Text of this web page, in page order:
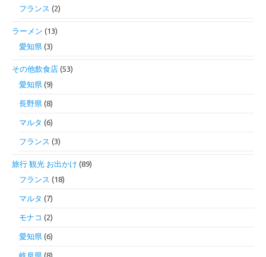
フランス (2)
ラーメン (13)
愛知県 (3)
その他飲食店 (53)
愛知県 (9)
長野県 (8)
マルタ (6)
フランス (3)
旅行 観光 お出かけ (89)
フランス (18)
マルタ (7)
モナコ (2)
愛知県 (6)
岐阜県 (8)